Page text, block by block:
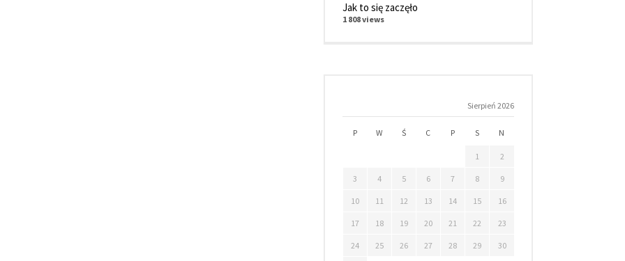
Jak to się zaczęło
1 808 views
Sierpień 2026
P W Ś C P S N
1 2
3 4 5 6 7 8 9
10 11 12 13 14 15 16
17 18 19 20 21 22 23
24 25 26 27 28 29 30